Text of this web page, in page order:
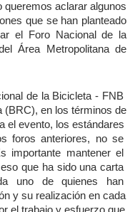
queremos aclarar algunos
que se han planteado
el Foro Nacional de la
Área Metropolitana de
de la Bicicleta - FNB
(BRC), en los términos de
el evento, los estándares
foros anteriores, no se
importante mantener el
que ha sido una carta
uno de quienes han
y su realización en cada